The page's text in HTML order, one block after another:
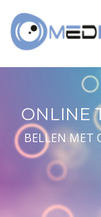
ONLINE
BELLEN MET